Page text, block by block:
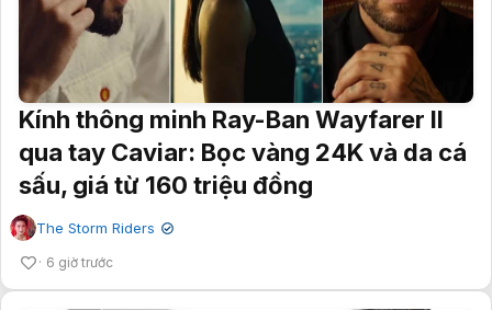
Kính thông minh Ray-Ban Wayfarer II
qua tay Caviar: Bọc vàng 24K và da cá
sấu, giá từ 160 triệu đồng
The Storm Riders ✔
6 giờ trước